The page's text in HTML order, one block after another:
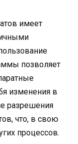
имеет
позволяет
изменения в
разрешения
что, в свою
процессов.